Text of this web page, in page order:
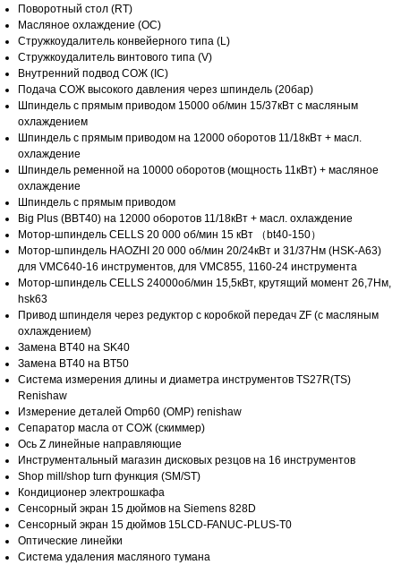
Поворотный стол (RT)
Масляное охлаждение (OC)
Стружкоудалитель конвейерного типа (L)
Стружкоудалитель винтового типа (V)
Внутренний подвод СОЖ (IC)
Подача СОЖ высокого давления через шпиндель (20бар)
Шпиндель с прямым приводом 15000 об/мин 15/37кВт с масляным
охлаждением
Шпиндель с прямым приводом на 12000 оборотов 11/18кВт + масл.
охлаждение
Шпиндель ременной на 10000 оборотов (мощность 11кВт) + масляное
охлаждение
Шпиндель с прямым приводом
Big Plus (BBT40) на 12000 оборотов 11/18кВт + масл. охлаждение
Мотор-шпиндель CELLS 20 000 об/мин 15 кВт （bt40-150）
Мотор-шпиндель HAOZHI 20 000 об/мин 20/24кВт и 31/37Нм (HSK-A63)
для VMC640-16 инструментов, для VMC855, 1160-24 инструмента
Мотор-шпиндель CELLS 24000об/мин 15,5кВт, крутящий момент 26,7Нм,
hsk63
Привод шпинделя через редуктор с коробкой передач ZF (с масляным
охлаждением)
Замена BT40 на SK40
Замена BT40 на BT50
Система измерения длины и диаметра инструментов TS27R(TS)
Renishaw
Измерение деталей Omp60 (OMP) renishaw
Сепаратор масла от СОЖ (скиммер)
Ось Z линейные направляющие
Инструментальный магазин дисковых резцов на 16 инструментов
Shop mill/shop turn функция (SM/ST)
Кондиционер электрошкафа
Сенсорный экран 15 дюймов на Siemens 828D
Сенсорный экран 15 дюймов 15LCD-FANUC-PLUS-T0
Оптические линейки
Система удаления масляного тумана
ОСТАВИТЬ ЗАЯВКУ НА ЛИЗИНГ
Фрезерные и токарные станки по металлу из Китая
Станки
О компании
Сервис и гарантии
Фрезерные станки
Токарные станки
Токарно-фрезерные станки